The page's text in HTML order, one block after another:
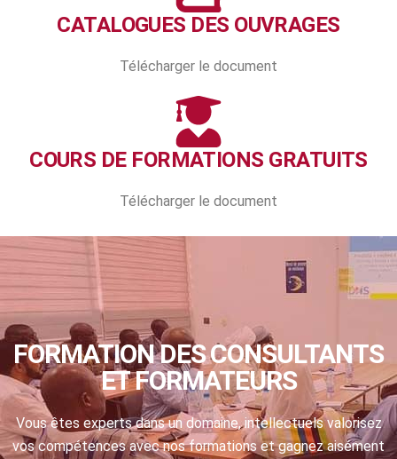
CATALOGUES DES OUVRAGES
Télécharger le document
COURS DE FORMATIONS GRATUITS
Télécharger le document
FORMATION DES CONSULTANTS
ET FORMATEURS
Vous êtes experts dans un domaine, intellectuels valorisez
vos compétences avec nos formations et gagnez aisément